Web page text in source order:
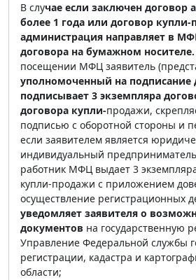
В случае если заключен договор
более 1 года или договор
администрация направляет в
договора на бумажном носителе.
посещении МФЦ заявитель
уполномоченный на подписание
подписывает 3 экземпляра
договора купли-продажи,
подписью с оборотной стороны и
если заявителем является
индивидуальный
работник МФЦ выдает 3
купли-продажи с приложением
осуществление регистрационных
уведомляет заявителя о
документов на государственную
Управление Федеральной службы
регистрации, кадастра и
области;